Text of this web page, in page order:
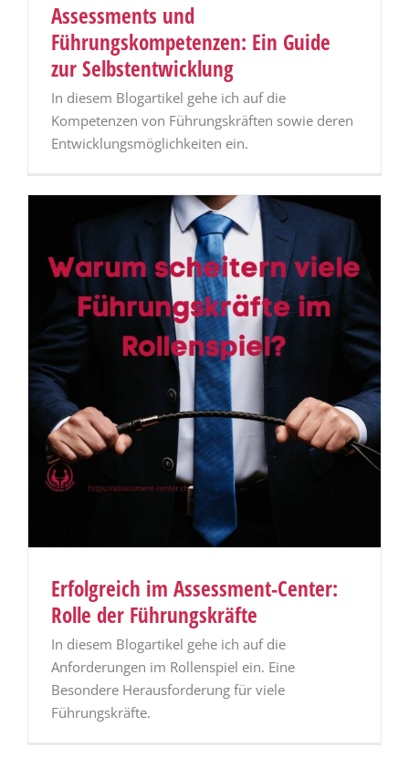
Assessments und
Führungskompetenzen: Ein Guide
zur Selbstentwicklung
In diesem Blogartikel gehe ich auf die
Kompetenzen von Führungskräften sowie deren
Entwicklungsmöglichkeiten ein.
Erfolgreich im Assessment-Center:
Rolle der Führungskräfte
In diesem Blogartikel gehe ich auf die
Anforderungen im Rollenspiel ein. Eine
Besondere Herausforderung für viele
Führungskräfte.